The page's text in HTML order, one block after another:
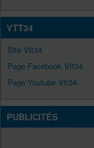
VTT34
Site Vtt34
Page Facebook Vtt34
Page Youtube Vtt34
PUBLICITÉS